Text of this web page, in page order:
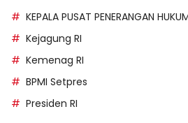
KEPALA PUSAT PENERANGAN
Kejagung RI
Kemenag RI
BPMI Setpres
Presiden RI